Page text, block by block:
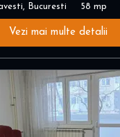
Bucuresti 58 mp
Vezi mai multe detalii